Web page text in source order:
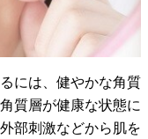
には、健やかな角質
質層が健康な状態に
部刺激などから肌を